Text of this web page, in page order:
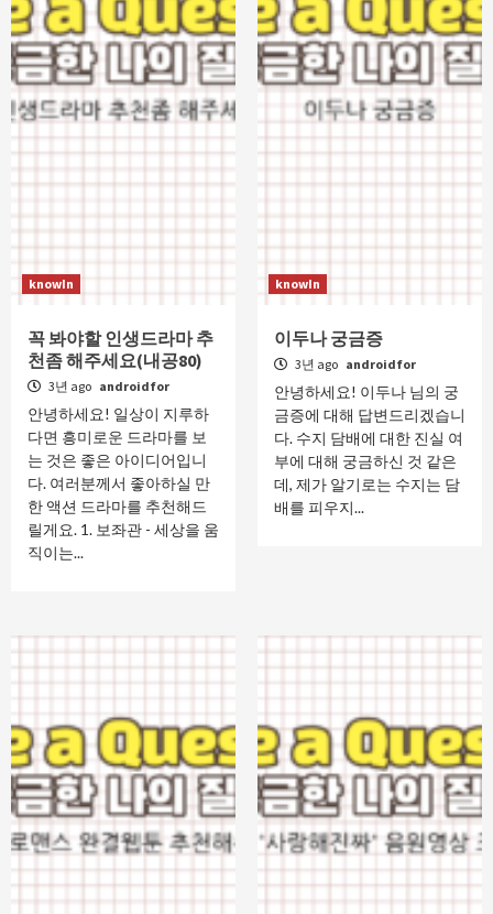
knowIn
꼭 봐야할 인생드라마 추
천좀 해주세요(내공80)
3년 ago androidfor
안녕하세요! 일상이 지루하
다면 흥미로운 드라마를 보
는 것은 좋은 아이디어입니
다. 여러분께서 좋아하실 만
한 액션 드라마를 추천해드
릴게요. 1. 보좌관 - 세상을 움
직이는...
knowIn
이두나 궁금증
3년 ago androidfor
안녕하세요! 이두나 님의 궁
금증에 대해 답변드리겠습니
다. 수지 담배에 대한 진실 여
부에 대해 궁금하신 것 같은
데, 제가 알기로는 수지는 담
배를 피우지...